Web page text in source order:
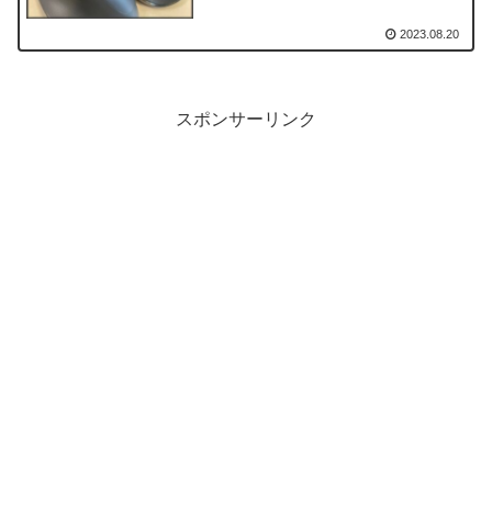
2023.08.20
スポンサーリンク